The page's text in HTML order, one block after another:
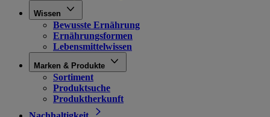
Wissen
Bewusste Ernährung
Ernährungsformen
Lebensmittelwissen
Marken & Produkte
Sortiment
Produktsuche
Produktherkunft